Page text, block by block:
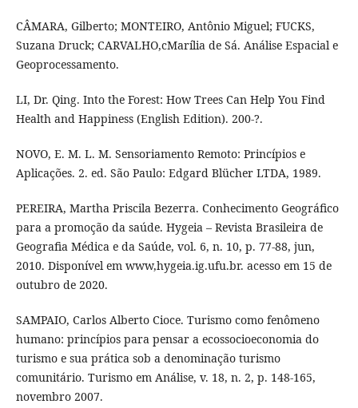
CÂMARA, Gilberto; MONTEIRO, Antônio Miguel; FUCKS,
Suzana Druck; CARVALHO,cMarília de Sá. Análise Espacial e
Geoprocessamento.
LI, Dr. Qing. Into the Forest: How Trees Can Help You Find
Health and Happiness (English Edition). 200-?.
NOVO, E. M. L. M. Sensoriamento Remoto: Princípios e
Aplicações. 2. ed. São Paulo: Edgard Blücher LTDA, 1989.
PEREIRA, Martha Priscila Bezerra. Conhecimento Geográfico
para a promoção da saúde. Hygeia – Revista Brasileira de
Geografia Médica e da Saúde, vol. 6, n. 10, p. 77-88, jun,
2010. Disponível em www,hygeia.ig.ufu.br. acesso em 15 de
outubro de 2020.
SAMPAIO, Carlos Alberto Cioce. Turismo como fenômeno
humano: princípios para pensar a ecossocioeconomia do
turismo e sua prática sob a denominação turismo
comunitário. Turismo em Análise, v. 18, n. 2, p. 148-165,
novembro 2007.